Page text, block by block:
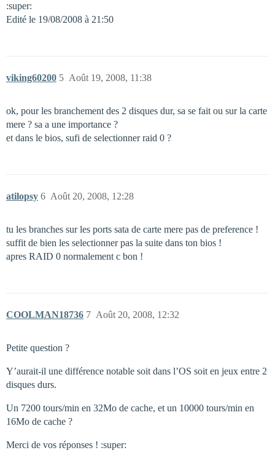
:super:
Edité le 19/08/2008 à 21:50
viking60200 Août 19, 2008, 11:38
5
ok, pour les branchement des 2 disques dur, sa se fait ou sur la carte
mere ? sa a une importance ?
et dans le bios, sufi de selectionner raid 0 ?
atilopsy Août 20, 2008, 12:28
6
tu les branches sur les ports sata de carte mere pas de preference !
suffit de bien les selectionner pas la suite dans ton bios !
apres RAID 0 normalement c bon !
COOLMAN18736 Août 20, 2008, 12:32
7
Petite question ?
Y’aurait-il une différence notable soit dans l’OS soit en jeux entre 2
disques durs.
Un 7200 tours/min en 32Mo de cache, et un 10000 tours/min en
16Mo de cache ?
Merci de vos réponses ! :super: